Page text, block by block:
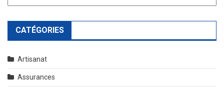
CATÉGORIES
Artisanat
Assurances